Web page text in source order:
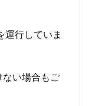
運行していま
い場合もご